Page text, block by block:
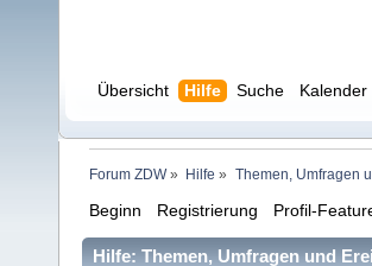
Übersicht Hilfe Suche Kalender
Forum ZDW» Hilfe » Themen, Umfragen
Beginn Registrierung Profil-
Hilfe: Themen, Umfragen und